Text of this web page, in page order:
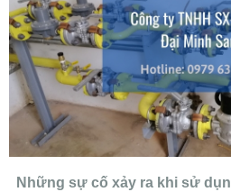
Những sự cố xảy ra khi sử